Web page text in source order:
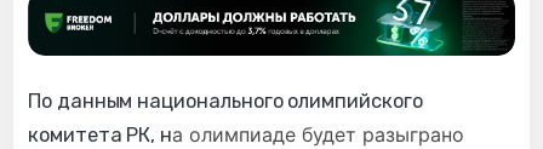
По данным национального олимпийского
комитета РК, на олимпиаде будет разыграно